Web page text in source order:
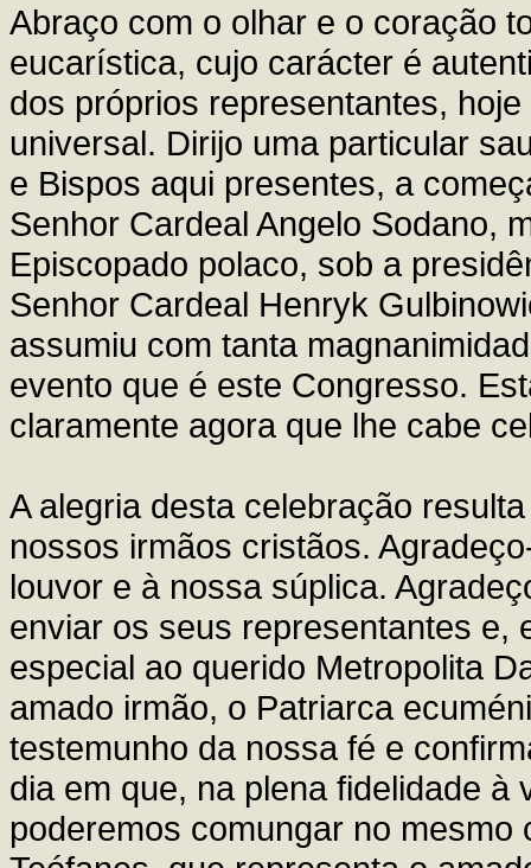
Abraço com o olhar e o coração
eucarística, cujo carácter é
dos próprios representantes,
universal. Dirijo uma particular
e Bispos aqui presentes, a
Senhor Cardeal Angelo Sodano,
Episcopado polaco, sob a
Senhor Cardeal Henryk
assumiu com tanta
evento que é este Congresso.
claramente agora que lhe cabe
A alegria desta celebração
nossos irmãos cristãos.
louvor e à nossa súplica.
enviar os seus representantes e,
especial ao querido Metropolita
amado irmão, o Patriarca
testemunho da nossa fé e
dia em que, na plena fidelidade à
poderemos comungar no